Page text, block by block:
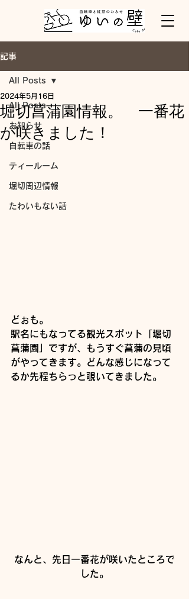
記事
All Posts
お知らせ
自転車の話
ティールーム
堀切周辺情報
たわいもない話
All Posts
堀切菖蒲園情報。 一番花
が咲きました！
2024年5月16日
どぉも。
駅名にもなってる観光スポット「堀切
菖蒲園」ですが、もうすぐ菖蒲の見頃
がやってきます。どんな感じになって
るか先程ちらっと覗いてきました。
なんと、先日一番花が咲いたところで
した。